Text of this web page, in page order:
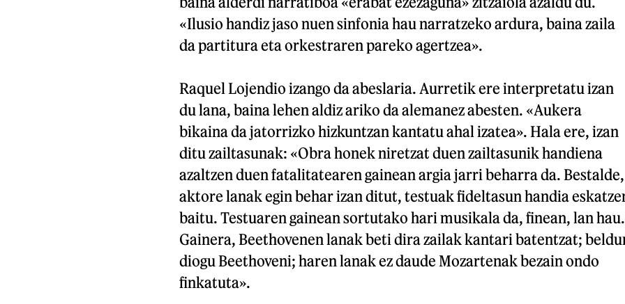
«Ilusio handiz jaso nuen sinfonia hau narratzeko ardura, baina zaila
da partitura eta orkestraren pareko agertzea».
Raquel Lojendio izango da abeslaria. Aurretik ere interpretatu izan
du lana, baina lehen aldiz ariko da alemanez abesten. «Aukera
bikaina da jatorrizko hizkuntzan kantatu ahal izatea». Hala ere, izan
ditu zailtasunak: «Obra honek niretzat duen zailtasunik handiena
azaltzen duen fatalitatearen gainean argia jarri beharra da. Bestalde,
aktore lanak egin behar izan ditut, testuak fideltasun handia
baitu. Testuaren gainean sortutako hari musikala da, finean, lan hau.
Gainera, Beethovenen lanak beti dira zailak kantari batentzat;
diogu Beethoveni; haren lanak ez daude Mozartenak bezain ondo
finkatuta».